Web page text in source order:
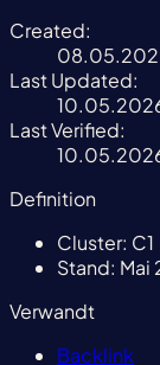
Created:
Last Updated:
Last Verified:
Definition
Cluster: C1
Stand: Mai
Verwandt
Backlink